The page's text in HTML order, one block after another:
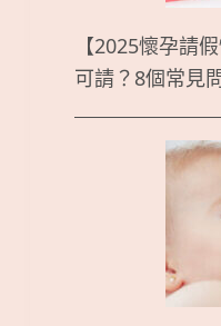
【2025懷孕請
可請？8個常見